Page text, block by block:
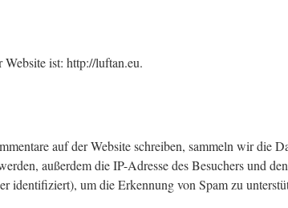
Website ist: http://luftan.eu.
auf der Website schreiben, sammeln wir die
außerdem die IP-Adresse des Besuchers und
identifiziert), um die Erkennung von Spam zu